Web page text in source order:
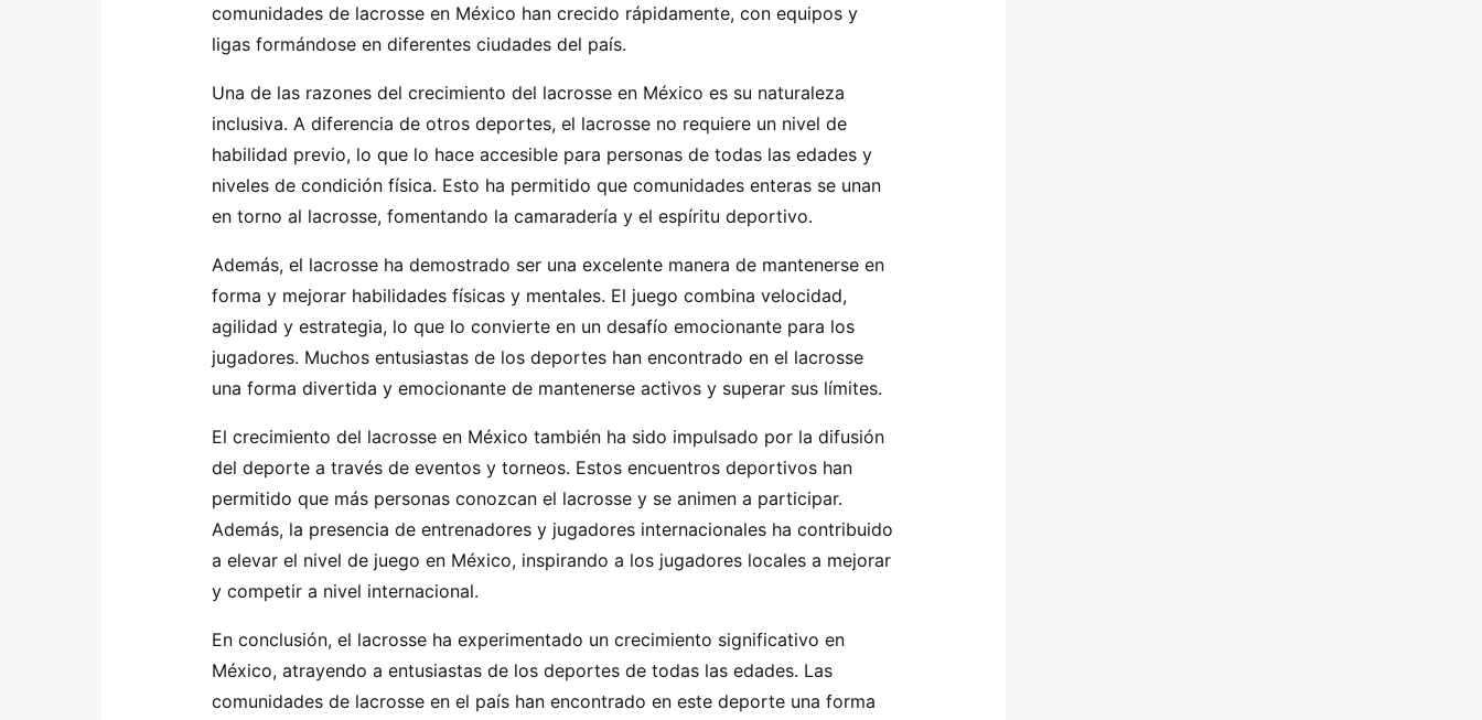
comunidades de lacrosse en México han crecido rápidamente, con equipos y
ligas formándose en diferentes ciudades del país.
Una de las razones del crecimiento del lacrosse en México es su naturaleza
inclusiva. A diferencia de otros deportes, el lacrosse no requiere un nivel de
habilidad previo, lo que lo hace accesible para personas de todas las edades y
niveles de condición física. Esto ha permitido que comunidades enteras se unan
en torno al lacrosse, fomentando la camaradería y el espíritu deportivo.
Además, el lacrosse ha demostrado ser una excelente manera de mantenerse en
forma y mejorar habilidades físicas y mentales. El juego combina velocidad,
agilidad y estrategia, lo que lo convierte en un desafío emocionante para los
jugadores. Muchos entusiastas de los deportes han encontrado en el lacrosse
una forma divertida y emocionante de mantenerse activos y superar sus límites.
El crecimiento del lacrosse en México también ha sido impulsado por la difusión
del deporte a través de eventos y torneos. Estos encuentros deportivos han
permitido que más personas conozcan el lacrosse y se animen a participar.
Además, la presencia de entrenadores y jugadores internacionales ha contribuido
a elevar el nivel de juego en México, inspirando a los jugadores locales a mejorar
y competir a nivel internacional.
En conclusión, el lacrosse ha experimentado un crecimiento significativo en
México, atrayendo a entusiastas de los deportes de todas las edades. Las
comunidades de lacrosse en el país han encontrado en este deporte una forma